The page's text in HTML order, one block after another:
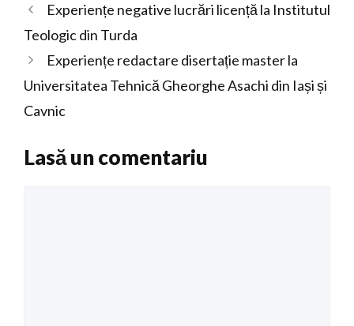
Experiențe negative lucrări licență la Institutul
Teologic din Turda
Experiențe redactare disertație master la
Universitatea Tehnică Gheorghe Asachi din Iași și
Cavnic
Lasă un comentariu